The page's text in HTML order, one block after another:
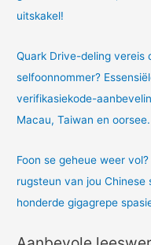
uitskakel!
Quark Drive-deling vereis
selfoonnommer?
verifikasiekode-
Macau, Taiwan en oorsee.
Foon se geheue weer
rugsteun van jou Chinese
honderde gigagrepe